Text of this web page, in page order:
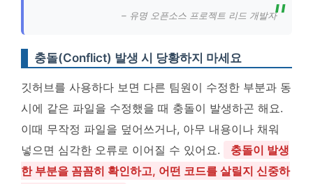
– 유명 오픈소스 프로젝트 리드 개발자
충돌(Conflict) 발생 시 당황하지 마세요
깃허브를 사용하다 보면 다른 팀원이 수정한 부분과 동
시에 같은 파일을 수정했을 때 충돌이 발생하곤 해요.
이때 무작정 파일을 덮어쓰거나, 아무 내용이나 채워
넣으면 심각한 오류로 이어질 수 있어요.
충돌이 발생
한 부분을 꼼꼼히 확인하고, 어떤 코드를 살릴지 신중하